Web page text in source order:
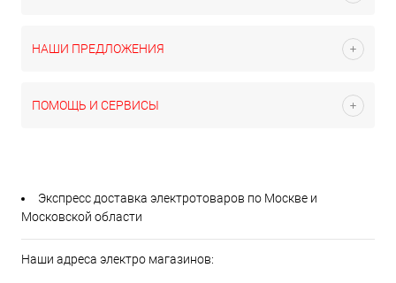
НАШИ ПРЕДЛОЖЕНИЯ
ПОМОЩЬ И СЕРВИСЫ
Экспресс доставка электротоваров по Москве и
Московской области
Наши адреса электро магазинов: